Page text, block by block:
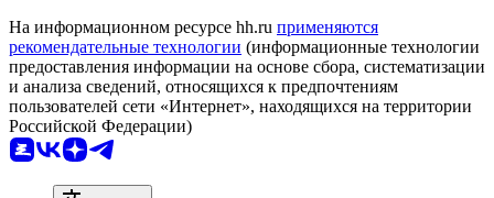
На информационном ресурсе hh.ru применяются
рекомендательные технологии (информационные технологии
предоставления информации на основе сбора, систематизации
и анализа сведений, относящихся к предпочтениям
пользователей сети «Интернет», находящихся на территории
Российской Федерации)